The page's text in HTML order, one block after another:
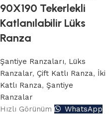
90X190 Tekerlekli
Katlanılabilir Lüks
Ranza
Şantiye Ranzaları, Lüks
Ranzalar, Çift Katlı Ranza, İki
Katlı Ranza, Şantiye
Ranzalar
Hızlı Görünüm
WhatsApp